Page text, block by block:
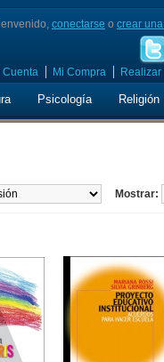
conectarse o crear
Cuenta Mi Compra Realizar
Psicología Religión
Mostrar: